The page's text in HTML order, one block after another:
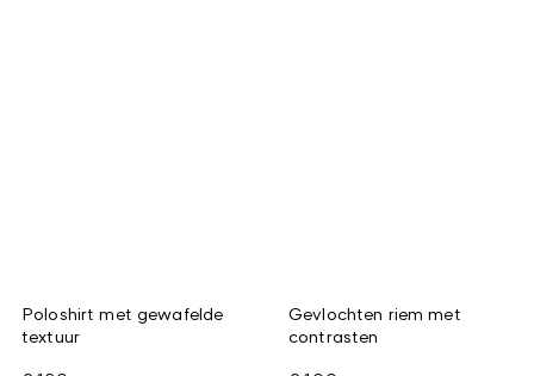
Poloshirt met gewafelde
textuur
Gevlochten riem met
contrasten